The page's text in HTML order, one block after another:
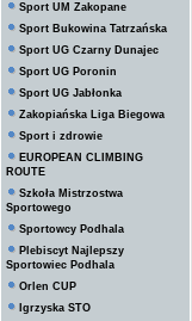
Sport UM Zakopane
Sport Bukowina Tatrzańska
Sport UG Czarny Dunajec
Sport UG Poronin
Sport UG Jabłonka
Zakopiańska Liga Biegowa
Sport i zdrowie
EUROPEAN CLIMBING
ROUTE
Szkoła Mistrzostwa
Sportowego
Sportowcy Podhala
Plebiscyt Najlepszy
Sportowiec Podhala
Orlen CUP
Igrzyska STO